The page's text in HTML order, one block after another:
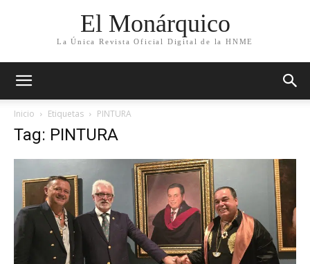
El Monárquico
La Única Revista Oficial Digital de la HNME
Inicio Etiquetas PINTURA
Tag: PINTURA